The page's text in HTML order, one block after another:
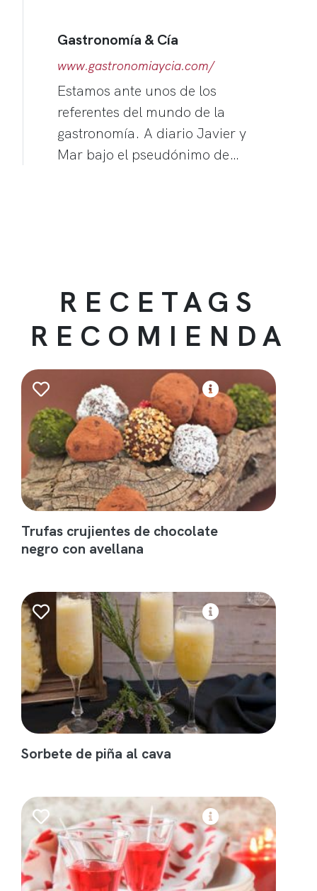
Gastronomía & Cía
www.gastronomiaycia.com/
Estamos ante unos de los
referentes del mundo de la
gastronomía. A diario Javier y
Mar bajo el pseudónimo de…
RECETAGS
RECOMIENDA
Trufas crujientes de chocolate
negro con avellana
Sorbete de piña al cava